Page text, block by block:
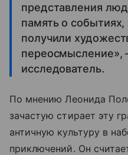
представления
память о
получили
переосмысление»,
исследователь.
По мнению Леонида
зачастую стирает эту
античную культуру в
приключений. Он